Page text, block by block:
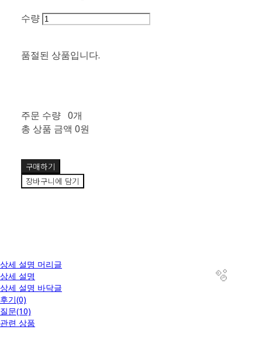
수량
품절된 상품입니다.
주문 수량 0개
총 상품 금액 0원
구매하기
장바구니에 담기
상세 설명 머리글
상세 설명
상세 설명 바닥글
후기(0)
질문(10)
관련 상품